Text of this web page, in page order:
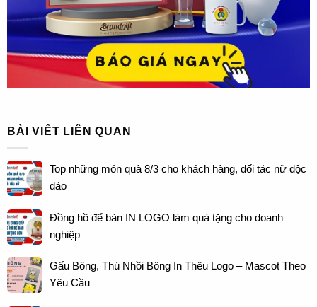
BÀI VIẾT LIÊN QUAN
Top những món quà 8/3 cho khách hàng, đối tác nữ độc
đáo
Đồng hồ để bàn IN LOGO làm quà tặng cho doanh
nghiệp
Gấu Bông, Thú Nhồi Bông In Thêu Logo – Mascot Theo
Yêu Cầu